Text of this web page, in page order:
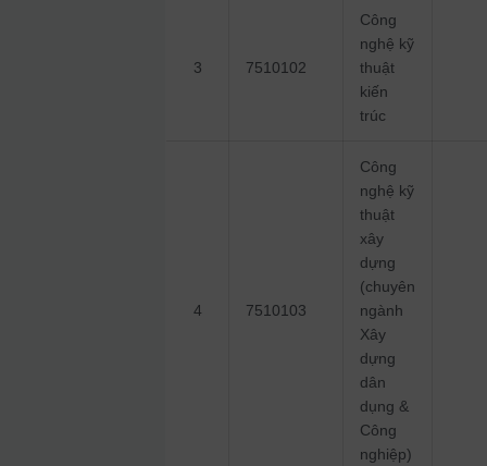
3 7510102
Công
nghệ kỹ
thuật
kiến
trúc
4 7510103
Công
nghệ kỹ
thuật
xây
dựng
(chuyên
ngành
Xây
dựng
dân
dụng &
Công
nghiệp)